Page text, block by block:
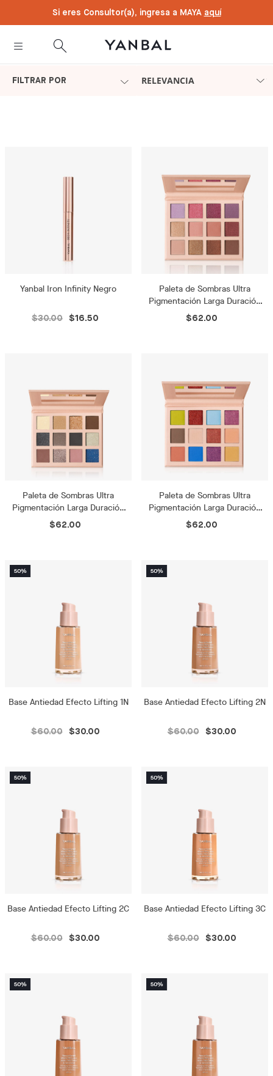
Si eres Consultor(a), ingresa a MAYA aquí
FILTRAR POR RELEVANCIA
Yanbal Iron Infinity Negro
$30.00 $16.50
Paleta de Sombras Ultra
Pigmentación Larga Duración
Alma Rosé
$62.00
Paleta de Sombras Ultra
Pigmentación Larga Duración
Sexy Glam
$62.00
Paleta de Sombras Ultra
Pigmentación Larga Duración
Viva el Color
$62.00
Base Antiedad Efecto Lifting 1N
$60.00 $30.00
Base Antiedad Efecto Lifting 2N
$60.00 $30.00
Base Antiedad Efecto Lifting 2C
$60.00 $30.00
Base Antiedad Efecto Lifting 3C
$60.00 $30.00